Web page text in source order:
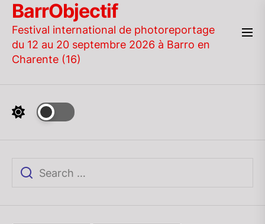
Skip
the
content
BarrObjectif
Festival international de photoreportage
du 12 au 20 septembre 2026 à Barro en
Charente (16)